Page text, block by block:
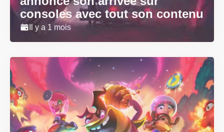
consoles avec tout son contenu
Il y a 1 mois